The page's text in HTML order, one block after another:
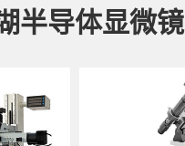
半导体显微镜